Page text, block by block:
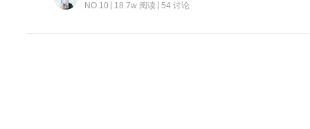
NO.10 18.7w 阅读 54 讨论